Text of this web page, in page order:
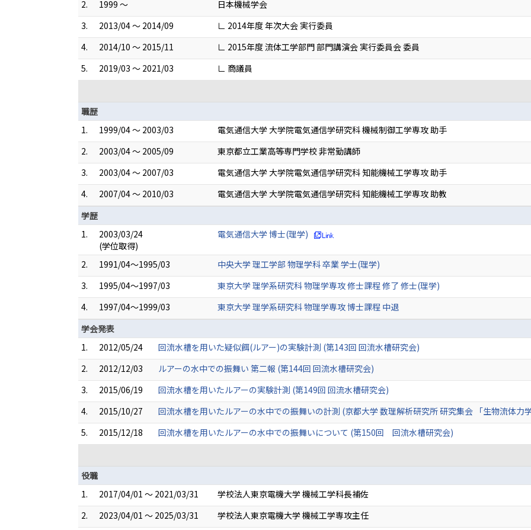
2.
1999 ～
日本機械学会
3.
2013/04 ～ 2014/09
∟ 2014年度 年次大会 実行委員
4.
2014/10 ～ 2015/11
∟ 2015年度 流体工学部門 部門講演会 実行委員会 委員
5.
2019/03 ～ 2021/03
∟ 商議員
職歴
1.
1999/04 ～ 2003/03
電気通信大学 大学院電気通信学研究科 機械制御工学専攻 助手
2.
2003/04 ～ 2005/09
東京都立工業高等専門学校 非常勤講師
3.
2003/04 ～ 2007/03
電気通信大学 大学院電気通信学研究科 知能機械工学専攻 助手
4.
2007/04 ～ 2010/03
電気通信大学 大学院電気通信学研究科 知能機械工学専攻 助教
学歴
1.
2003/03/24
(学位取得)
電気通信大学 博士(理学)
2. 1991/04～1995/03
中央大学 理工学部 物理学科 卒業 学士(理学)
3.
1995/04～1997/03
東京大学 理学系研究科 物理学専攻 修士課程 修了 修士(理学)
4.
1997/04～1999/03
東京大学 理学系研究科 物理学専攻 博士課程 中退
学会発表
1.
2012/05/24
回流水槽を用いた疑似餌(ルアー)の実験計測 (第143回 回流水槽研究会)
2.
2012/12/03
ルアーの水中での振舞い 第二報 (第144回 回流水槽研究会)
3.
2015/06/19
回流水槽を用いたルアーの実験計測 (第149回 回流水槽研究会)
4.
2015/10/27
回流水槽を用いたルアーの水中での振舞いの計測 (京都大学 数理解析研究所 研究集会 「生物流体力
5.
2015/12/18
回流水槽を用いたルアーの水中での振舞いについて (第150回 回流水槽研究会)
役職
1.
2017/04/01 ～ 2021/03/31
学校法人東京電機大学 機械工学科長補佐
2.
2023/04/01 ～ 2025/03/31
学校法人東京電機大学 機械工学専攻主任